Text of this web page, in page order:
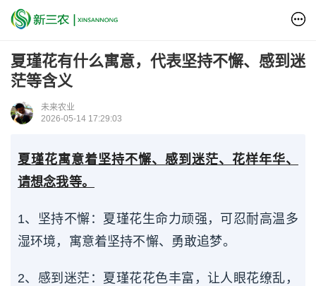
夏瑾花有什么寓意，代表坚持不懈、感到迷
茫等含义
未来农业
2026-05-14 17:29:03
夏瑾花寓意着坚持不懈、感到迷茫、花样年华、
请想念我等。
1、坚持不懈：夏瑾花生命力顽强，可忍耐高温多
湿环境，寓意着坚持不懈、勇敢追梦。
2、感到迷茫：夏瑾花花色丰富，让人眼花缭乱，